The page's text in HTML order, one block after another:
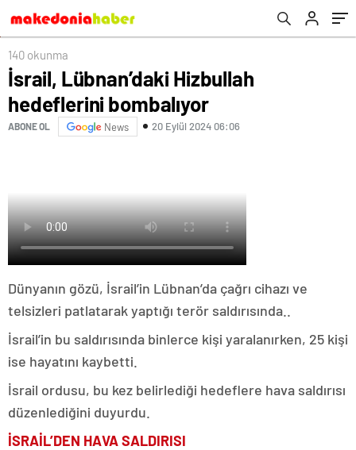
140 okunma
İsrail, Lübnan’daki Hizbullah
hedeflerini bombalıyor
ABONE OL News 20 Eylül 2024 06:06
Dünyanın gözü, İsrail’in Lübnan’da çağrı cihazı ve
telsizleri patlatarak yaptığı terör saldırısında..
İsrail’in bu saldırısında binlerce kişi yaralanırken, 25 kişi
ise hayatını kaybetti.
İsrail ordusu, bu kez belirlediği hedeflere hava saldırısı
düzenlediğini duyurdu.
İSRAİL’DEN HAVA SALDIRISI